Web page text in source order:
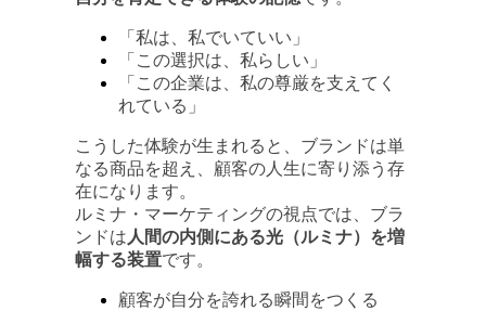
「私は、私でいていい」
「この選択は、私らしい」
「この企業は、私の尊厳を支えてく
れている」
こうした体験が生まれると、ブランドは単
なる商品を超え、顧客の人生に寄り添う存
在になります。
ルミナ・マーケティングの視点では、ブラ
ンドは 人間の内側にある光（ルミナ）を増
幅する装置です。
顧客が自分を誇れる瞬間をつくる